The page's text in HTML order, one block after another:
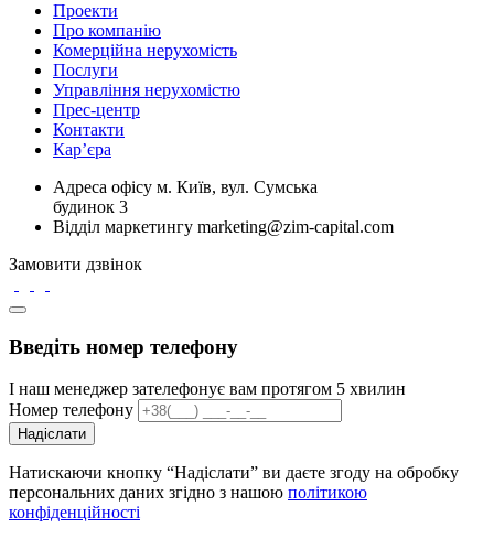
Проекти
Про компанію
Комерційна нерухомість
Послуги
Управління нерухомістю
Прес-центр
Контакти
Кар’єра
Адреса офісу м. Київ, вул. Сумська
будинок 3
Відділ маркетингу marketing@zim-capital.com
Замовити дзвінок
Введіть номер телефону
І наш менеджер зателефонує вам протягом 5 хвилин
Номер телефону
Надіслати
Натискаючи кнопку “Надіслати” ви даєте згоду на обробку
персональних даних згідно з нашою політикою
конфіденційності